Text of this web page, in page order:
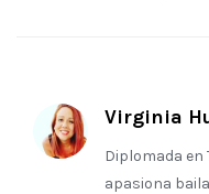
Virginia
Diplomada en
apasiona